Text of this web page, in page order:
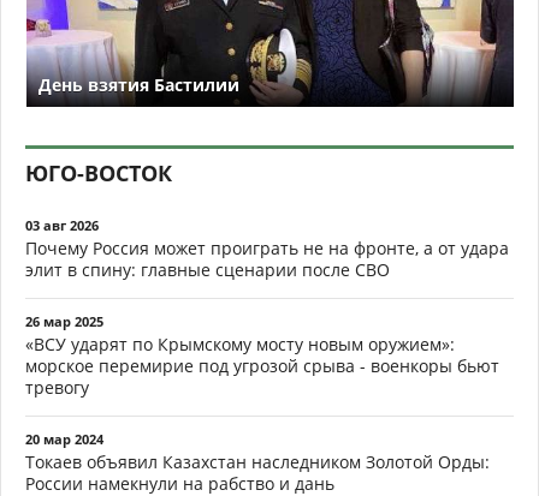
День взятия Бастилии
ЮГО-ВОСТОК
03 авг 2026
Почему Россия может проиграть не на фронте, а от удара
элит в спину: главные сценарии после СВО
26 мар 2025
«ВСУ ударят по Крымскому мосту новым оружием»:
морское перемирие под угрозой срыва - военкоры бьют
тревогу
20 мар 2024
Токаев объявил Казахстан наследником Золотой Орды:
России намекнули на рабство и дань